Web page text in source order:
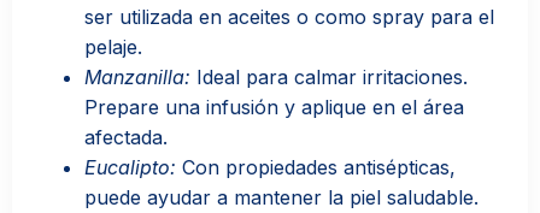
ser utilizada en aceites o como spray para el
pelaje.
Manzanilla: Ideal para calmar irritaciones.
Prepare una infusión y aplique en el área
afectada.
Eucalipto: Con propiedades antisépticas,
puede ayudar a mantener la piel saludable.